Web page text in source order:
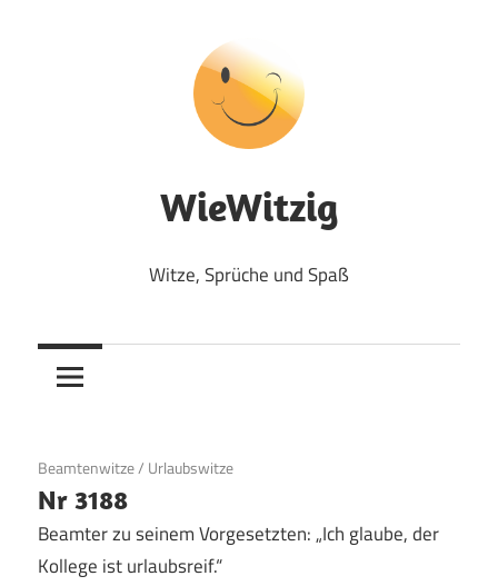
WieWitzig
Witze, Sprüche und Spaß
31. August 2017
Beamtenwitze/ Urlaubswitze
Nr 3188
Beamter zu seinem Vorgesetzten: „Ich glaube, der
Kollege ist urlaubsreif.“